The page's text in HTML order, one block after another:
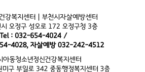
강복지센터 | 부천시자살예방센터
시 오정구 성오로 172 오정구청 3층
Tel : 032-654-4024 /
4028, 자살예방 032-242-4512
아동청소년정신건강복지센터
미구 부일로 342 중동행정복지센터 3층